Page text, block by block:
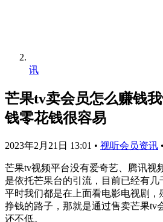
讯
芒果tv卖会员怎么赚钱
钱零花钱很容易
2023年2月21日 13:01 • 视听会员资讯 •
芒果tv视频平台没有爱奇艺、腾讯视
是依托芒果台的引流，目前已经有几
平时我们都是在上面看电影电视剧
挣钱的路子，那就是通过售卖芒果tv
还不低。